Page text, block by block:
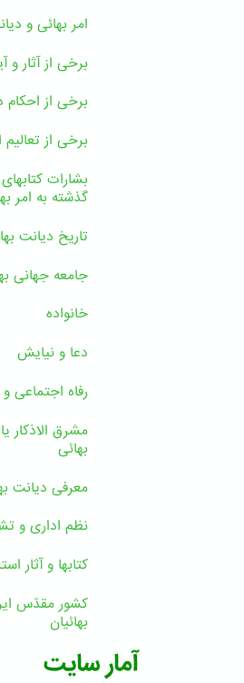
امر بهائی و
برخی از آثار و
برخی از احکام
برخی از تعالیم
بشارات
گذشته به امر
تاریخ دیانت
جامعه جهانی
خانواده
دعا و نیایش
رفاه اجتماعی
مشرق الاذکار
بهائی
معرفی دیانت
نظم اداری و
کتابها و آثار
کشور مقدّس
بهائیان
آمار سایت